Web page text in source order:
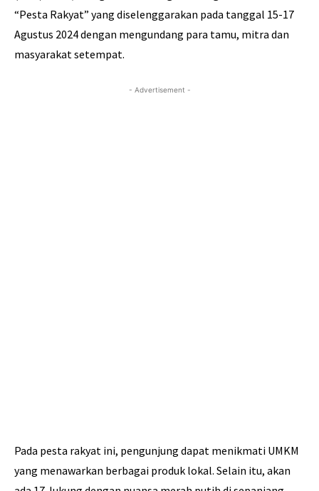
“Pesta Rakyat” yang diselenggarakan pada tanggal 15-17
Agustus 2024 dengan mengundang para tamu, mitra dan
masyarakat setempat.
- Advertisement -
Pada pesta rakyat ini, pengunjung dapat menikmati UMKM
yang menawarkan berbagai produk lokal. Selain itu, akan